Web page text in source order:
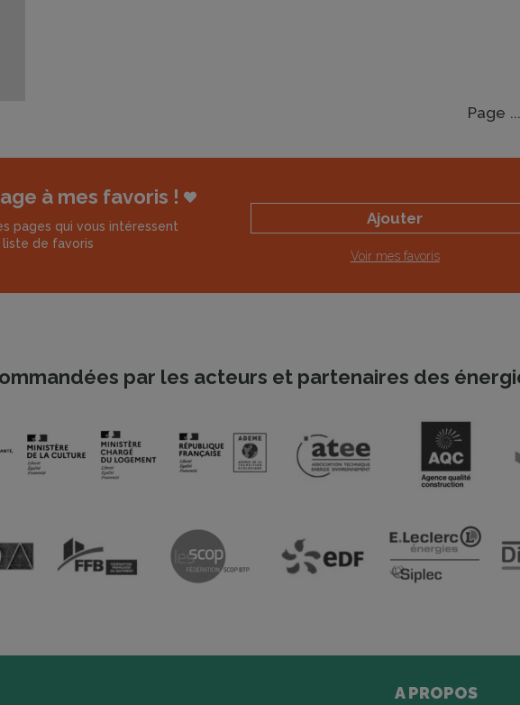
Page ...
à mes favoris !
pages qui vous intéressent
de favoris
Ajouter
Voir mes favoris
par les acteurs et partenaires des
A PROPOS